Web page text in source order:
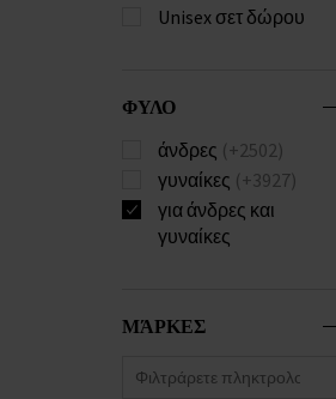
Unisex σετ δώρου
ΦΥΛΟ
άνδρες (+2502)
γυναίκες (+3927)
για άνδρες και
γυναίκες
ΜΆΡΚΕΣ